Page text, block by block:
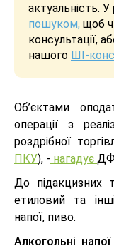
актуальність. У
пошуком, щоб
консультації,
нашого ШІ-
Об’єктами
операції з
роздрібної
ПКУ), - нагадує
До підакцизних
етиловий та
напої, пиво.
Алкогольні напої